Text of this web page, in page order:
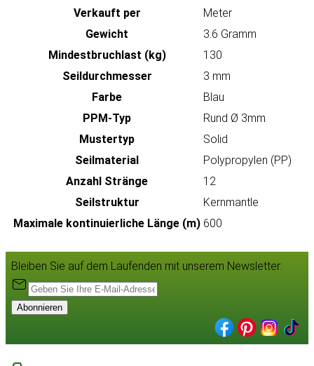
Verkauft per
Meter
Gewicht
3.6 Gramm
Mindestbruchlast (kg)
130
Seildurchmesser
3 mm
Farbe
Blau
PPM-Typ
Rund Ø 3mm
Mustertyp
Solid
Seilmaterial
Polypropylen (PP)
Anzahl Stränge
12
Seilstruktur
Kernmantle
Maximale kontinuierliche Länge (m) 600
Bleiben Sie auf dem Laufenden mit unserem Newsletter:
Abonnieren